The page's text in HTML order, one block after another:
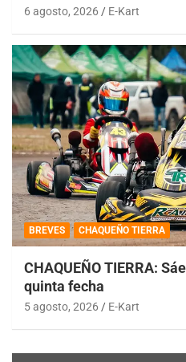
6 agosto, 2026 E-Kart
BREVES CHAQUEÑO TIERRA
CHAQUEÑO TIERRA:
quinta fecha
5 agosto, 2026 E-Kart